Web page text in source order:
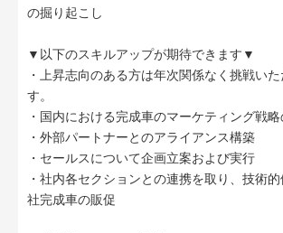
の掘り起こし
▼以下のスキルアップが期待できます▼
・上昇志向のある方は年次関係なく挑戦い
す。
・国内における完成車のマーケティング戦
・外部パートナーとのアライアンス構築
・セールスについて企画立案および実行
・社内各セクションとの連携を取り、技術
社完成車の販促